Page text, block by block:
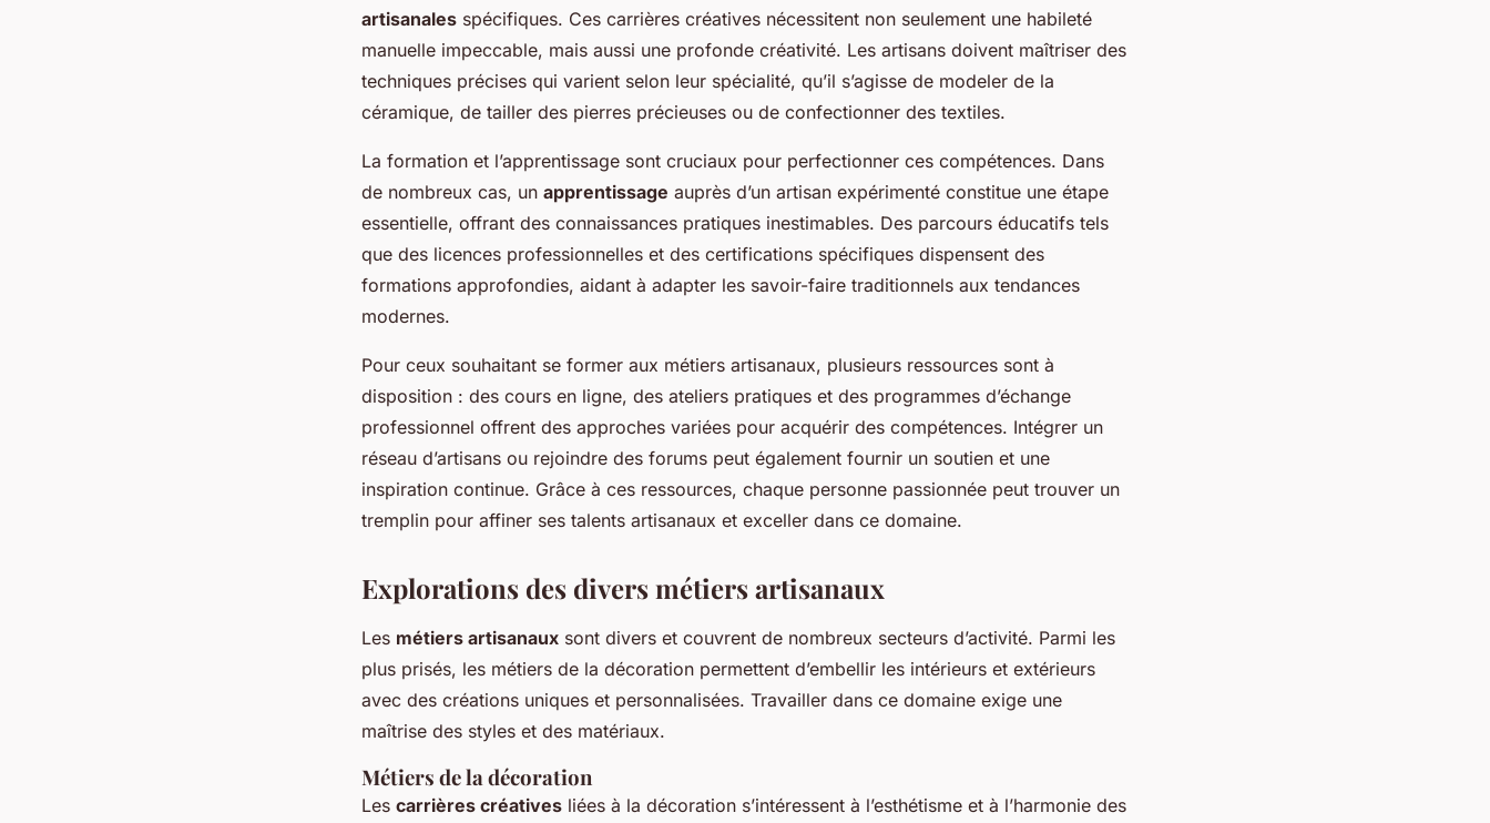
artisanales spécifiques. Ces carrières créatives nécessitent non seulement une habileté
manuelle impeccable, mais aussi une profonde créativité. Les artisans doivent maîtriser des
techniques précises qui varient selon leur spécialité, qu’il s’agisse de modeler de la
céramique, de tailler des pierres précieuses ou de confectionner des textiles.
La formation et l’apprentissage sont cruciaux pour perfectionner ces compétences. Dans
de nombreux cas, un apprentissage auprès d’un artisan expérimenté constitue une étape
essentielle, offrant des connaissances pratiques inestimables. Des parcours éducatifs tels
que des licences professionnelles et des certifications spécifiques dispensent des
formations approfondies, aidant à adapter les savoir-faire traditionnels aux tendances
modernes.
Pour ceux souhaitant se former aux métiers artisanaux, plusieurs ressources sont à
disposition : des cours en ligne, des ateliers pratiques et des programmes d’échange
professionnel offrent des approches variées pour acquérir des compétences. Intégrer un
réseau d’artisans ou rejoindre des forums peut également fournir un soutien et une
inspiration continue. Grâce à ces ressources, chaque personne passionnée peut trouver un
tremplin pour affiner ses talents artisanaux et exceller dans ce domaine.
Explorations des divers métiers artisanaux
Les métiers artisanaux sont divers et couvrent de nombreux secteurs d’activité. Parmi les
plus prisés, les métiers de la décoration permettent d’embellir les intérieurs et extérieurs
avec des créations uniques et personnalisées. Travailler dans ce domaine exige une
maîtrise des styles et des matériaux.
Métiers de la décoration
Les carrières créatives liées à la décoration s’intéressent à l’esthétisme et à l’harmonie des